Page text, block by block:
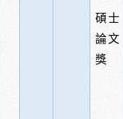
碩士
論文
獎